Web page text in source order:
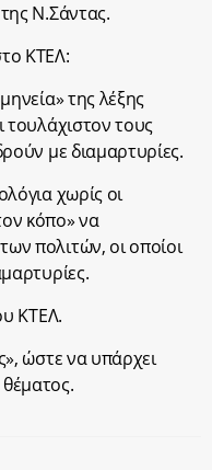
Ν.Σάντας.
ΚΤΕΛ:
της λέξης
τουλάχιστον τους
με διαμαρτυρίες.
χωρίς οι
κόπο» να
πολιτών, οι οποίοι
ΚΤΕΛ.
ώστε να υπάρχει